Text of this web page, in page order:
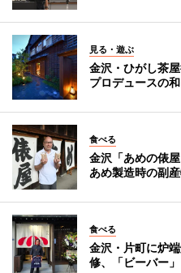
見る・遊ぶ
金沢・ひがし茶
プロデュースの
食べる
金沢「あめの俵
あめ製造時の副
食べる
金沢・片町に炉
修、「ビーバー